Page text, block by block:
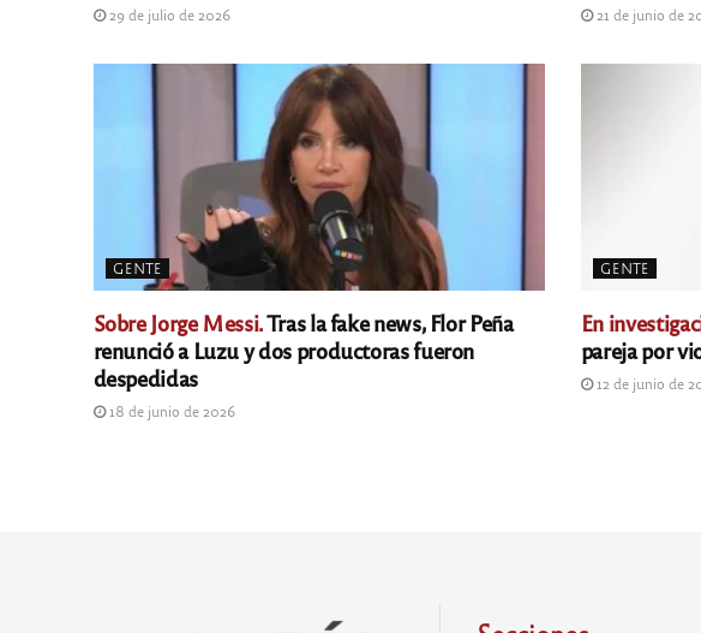
29 de julio de 2026 21 de junio de
GENTE
Sobre Jorge Messi.Tras la fake news, Flor Peña
renunció a Luzu y dos productoras fueron
despedidas
18 de junio de 2026
GENTE
En
pareja por
12 de junio de